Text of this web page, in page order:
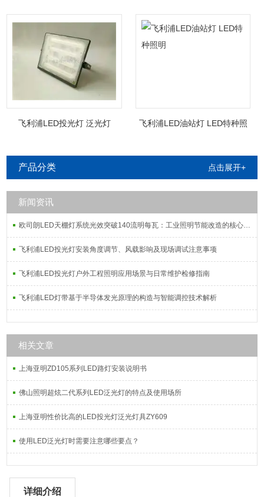
飞利浦LED投光灯 泛光灯
飞利浦LED油站灯 LED特种照
产品分类 点击展开+
新闻资讯
欧司朗LED天棚灯系统光效突破140流明每瓦：工业照明节能改造的核心指标解析
飞利浦LED投光灯安装角度调节、风载影响及现场调试注意事项
飞利浦LED投光灯户外工程照明应用场景与日常维护检修指南
飞利浦LED灯带基于半导体发光原理的构造与智能调控技术解析
相关文章
上海亚明ZD105系列LED路灯安装说明书
佛山照明超炫二代系列LED泛光灯的特点及使用场所
上海亚明性价比高的LED投光灯泛光灯具ZY609
使用LED泛光灯时需要注意哪些要点？
详细介绍